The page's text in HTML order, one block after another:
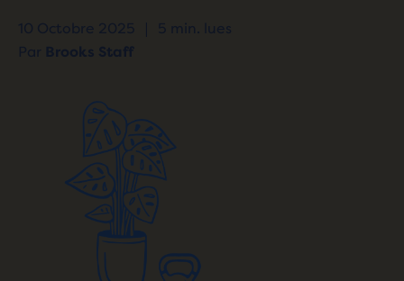
10 Octobre 2025 |
5 min. lues
Par Brooks Staff